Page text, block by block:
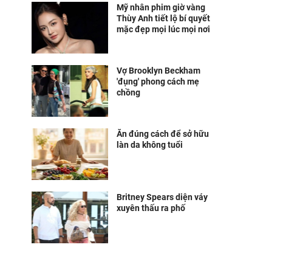
Mỹ nhân phim giờ vàng
Thùy Anh tiết lộ bí quyết
mặc đẹp mọi lúc mọi nơi
Vợ Brooklyn Beckham
'đụng' phong cách mẹ
chồng
Ăn đúng cách để sở hữu
làn da không tuổi
Britney Spears diện váy
xuyên thấu ra phố